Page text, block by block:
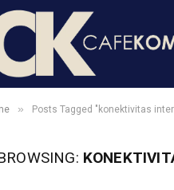
» Posts Tagged "konektivitas